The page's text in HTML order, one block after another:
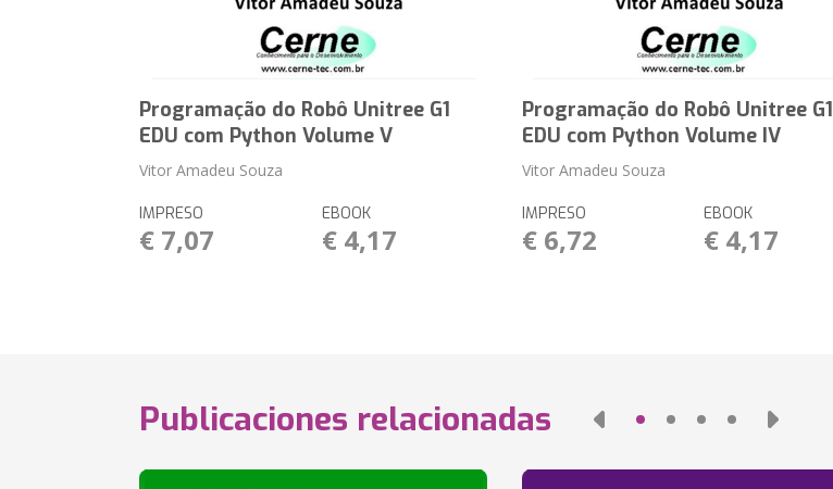
Programação do Robô Unitree G1
EDU com Python Volume V
Vitor Amadeu Souza
IMPRESO
€ 7,07
EBOOK
€ 4,17
Programação do Robô Unitree G1
EDU com Python Volume IV
Vitor Amadeu Souza
IMPRESO
€ 6,72
EBOOK
€ 4,17
Publicaciones relacionadas